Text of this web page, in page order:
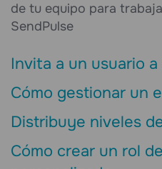
de tu equipo para
SendPulse
Invita a un usuario
Cómo gestionar un
Distribuye niveles
Cómo crear un rol